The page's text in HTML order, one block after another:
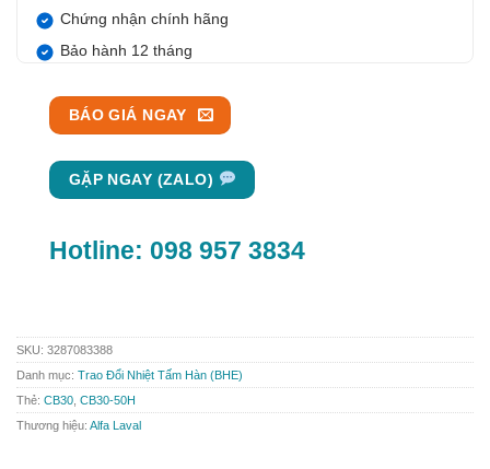
Chứng nhận chính hãng
Bảo hành 12 tháng
BÁO GIÁ NGAY
GẶP NGAY (ZALO)
Hotline: 098 957 3834
SKU: 3287083388
Danh mục: Trao Đổi Nhiệt Tấm Hàn (BHE)
Thẻ: CB30 CB30-50H
Thương hiệu: Alfa Laval